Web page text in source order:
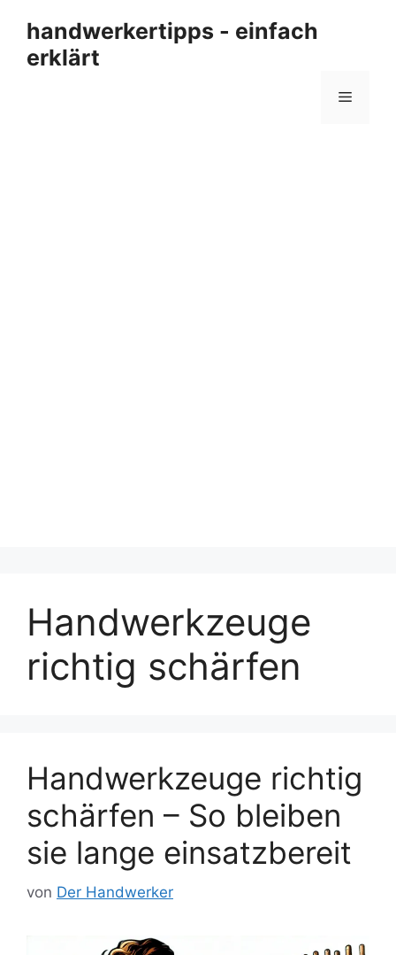
Inhalt
springen
handwerkertipps - einfach
erklärt
Menü
Handwerkzeuge
richtig schärfen
Handwerkzeuge richtig
schärfen – So bleiben
sie lange einsatzbereit
von Der Handwerker